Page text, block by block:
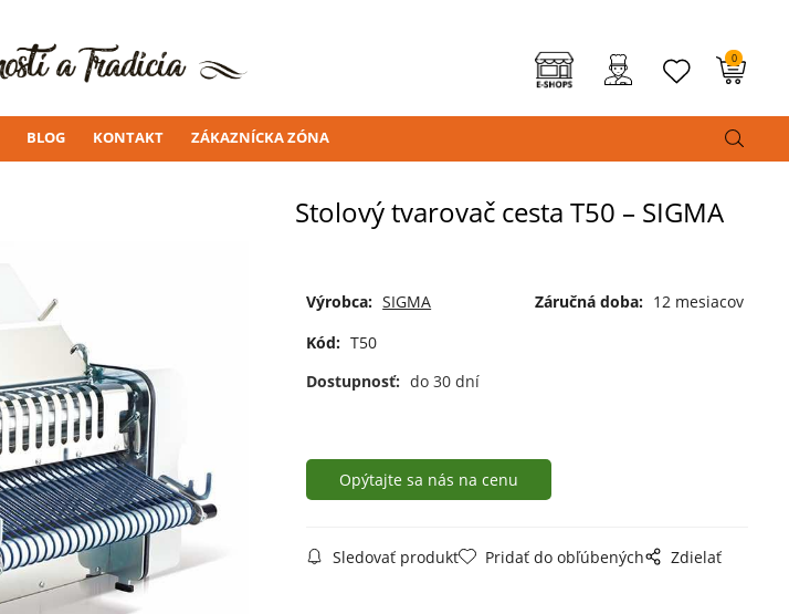
BLOG KONTAKT ZÁKAZNÍCKA ZÓNA
0
Stolový tvarovač cesta T50 – SIGMA
Výrobca: SIGMA Záručná doba: 12 mesiacov
Kód: T50
Dostupnosť: do 30 dní
Opýtajte sa nás na cenu
Sledovať produkt Pridať do obľúbených Zdielať